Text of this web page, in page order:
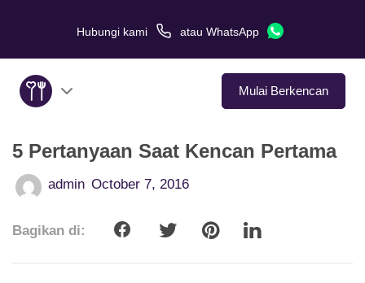
Hubungi kami atau WhatsApp
Mulai Berkencan
Tentang Kami
Layanan
Kisah Cinta
5 Pertanyaan Saat Kencan Pertama
admin October 7, 2016
Bagikan di: